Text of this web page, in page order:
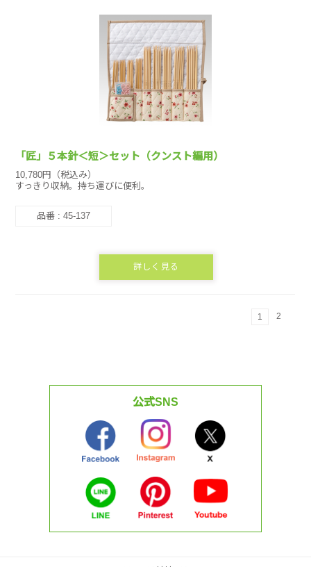
「匠」５本針＜短＞セット（クンスト編用）
10,780円（税込み）
すっきり収納。持ち運びに便利。
品番 : 45-137
詳しく見る
1 2
公式SNS